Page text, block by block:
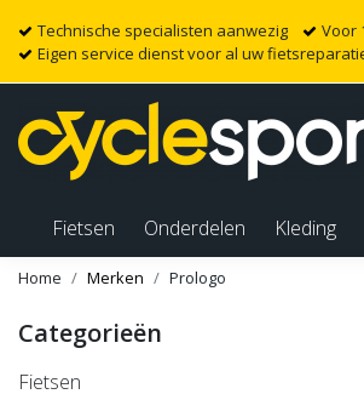
Technische specialisten aanwezig Voor
Eigen service dienst voor al uw
Fietsen Onderdelen Kleding
Home Merken Prologo
Categorieën
Fietsen